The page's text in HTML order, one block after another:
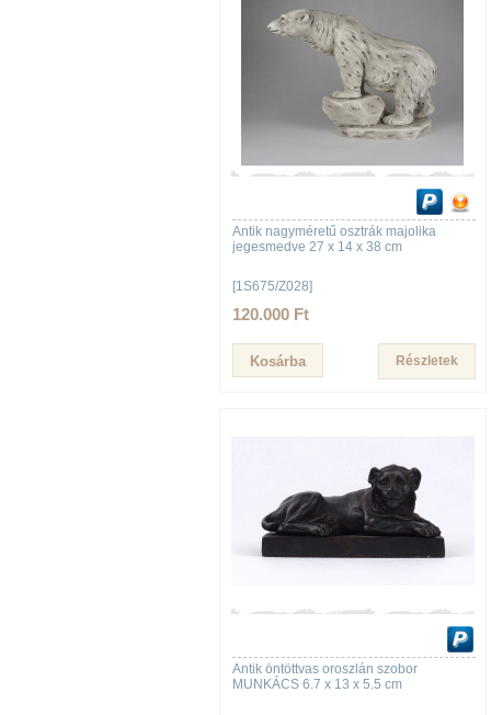
Antik nagyméretű osztrák majolika
jegesmedve 27 x 14 x 38 cm
[1S675/Z028]
120.000 Ft
Részletek
Antik öntöttvas oroszlán szobor
MUNKÁCS 6.7 x 13 x 5.5 cm